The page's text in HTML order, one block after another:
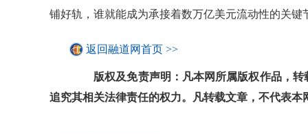
铺好轨，谁就能成为承接着数万亿美元流动性的关键
返回融道网首页 >>
版权及免责声明：凡本网所属版权作品，转
追究其相关法律责任的权力。凡转载文章，不代表本